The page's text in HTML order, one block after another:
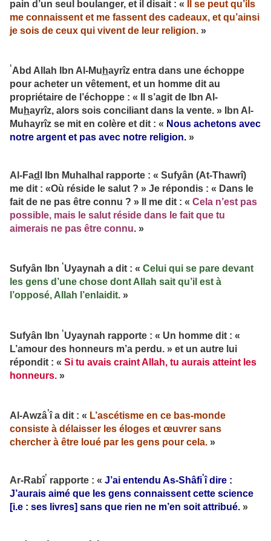
pain d’un seul boulanger, et il disait : «
Il se peut qu’ils
me connaissent et me fassent des cadeaux, et qu’ainsi
je sois de ceux qui vivent de leur religion. »
‘Abd Allah Ibn Al-Mu hayrîz entra dans une échoppe
pour acheter un vêtement, et un homme dit au
propriétaire de l’échoppe : « Il s’agit de Ibn Al-
Mu hayrîz, alors sois conciliant dans la vente. » Ibn Al-
Muhayrîz se mit en colère et dit : « Nous achetons avec
notre argent et pas avec notre religion. »
Al-Fad
l Ibn Muhalhal rapporte : « Sufyân (At-Thawrî)
me dit : «Où réside le salut ? » Je répondis : « Dans le
fait de ne pas être connu ? » Il me dit : « Cela n’est pas
possible, mais le salut réside dans le fait que tu
aimerais ne pas être connu. »
Sufyân Ibn ‘Uyaynah a dit : « Celui qui se pare devant
les gens d’une chose dont Allah sait qu’il est à
l’opposé, Allah l’enlaidit. »
Sufyân Ibn ‘Uyaynah rapporte : « Un homme dit : «
L’amour des honneurs m’a perdu. » et un autre lui
répondit : « Si tu avais craint Allah, tu aurais atteint les
honneurs. »
Al-Awzâ’î a dit : « L’ascétisme en ce bas-monde
consiste à délaisser les éloges et œuvrer sans
chercher à être loué par les gens pour cela. »
Ar-Rabî’ rapporte : « J’ai entendu As-Shâfi’î dire :
J’aurais aimé que les gens connaissent cette science
[i.e : ses livres] sans que rien ne m’en soit attribué. »